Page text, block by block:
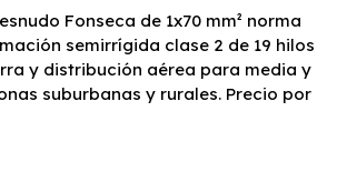
Fonseca de 1x70 mm² norma
semirrígida clase 2 de 19 hilos
y distribución aérea para media y
suburbanas y rurales. Precio por